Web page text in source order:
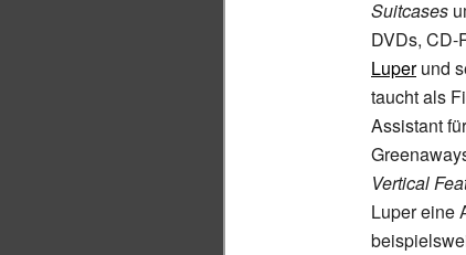
Suitcases
DVDs, CD-
Luperund
taucht als
Assistant
Vertical
Luper eine